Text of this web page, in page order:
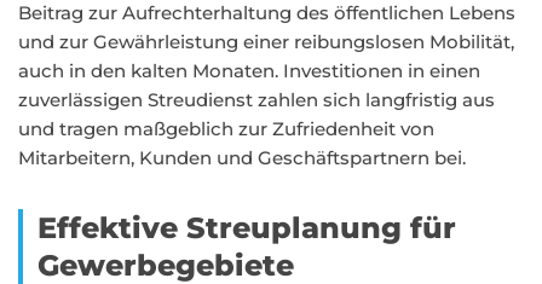
Beitrag zur Aufrechterhaltung des öffentlichen Lebens
und zur Gewährleistung einer reibungslosen Mobilität,
auch in den kalten Monaten. Investitionen in einen
zuverlässigen Streudienst zahlen sich langfristig aus
und tragen maßgeblich zur Zufriedenheit von
Mitarbeitern, Kunden und Geschäftspartnern bei.
Effektive Streuplanung für
Gewerbegebiete